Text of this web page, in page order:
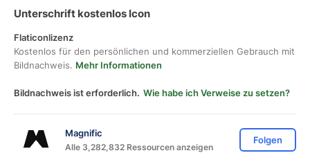
Unterschrift kostenlos Icon
Flaticonlizenz
Kostenlos für den persönlichen und kommerziellen Gebrauch mit
Bildnachweis. Mehr Informationen
Bildnachweis ist erforderlich. Wie habe ich Verweise zu setzen?
Magnific
Alle 3,282,832 Ressourcen anzeigen
Folgen